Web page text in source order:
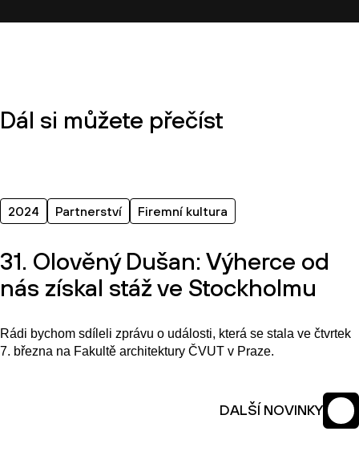
Dál si můžete přečíst
2024 Partnerství Firemní kultura
31. Olověný Dušan: Výherce od
nás získal stáž ve Stockholmu
Rádi bychom sdíleli zprávu o události, která se stala ve čtvrtek
7. března na Fakultě architektury ČVUT v Praze.
DALŠÍ NOVINKY